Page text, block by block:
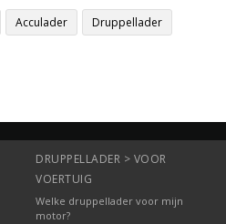
Acculader Druppellader
DRUPPELLADER > VOOR
VOERTUIG
Welke druppellader voor mijn
motor?